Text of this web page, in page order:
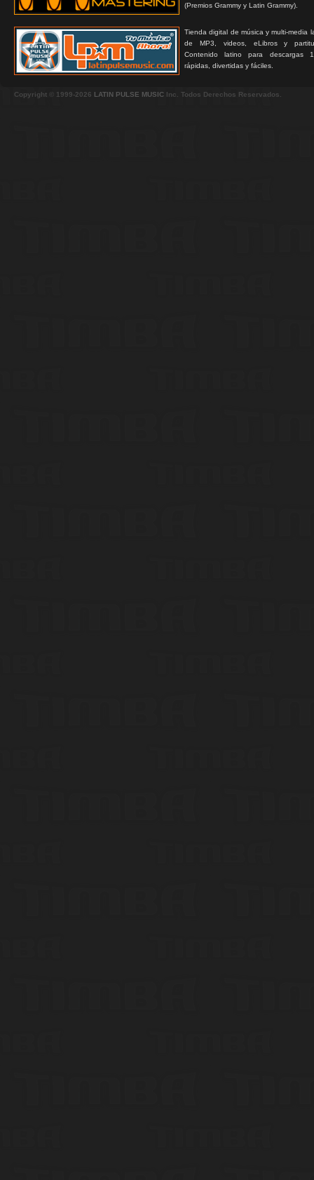
(Premios Grammy y Latin Grammy).
Tienda digital de música y multi-media
de MP3, videos, eLibros y
Contenido latino para descargas
rápidas, divertidas y fáciles.
Copyright © 1999-2026 LATIN PULSE MUSIC Inc. Todos Derechos Reservados.